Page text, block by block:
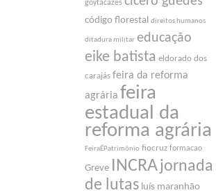
goytacazes
código florestal direitos humanos
ditadura militar educação
eike batista eldorado dos
carajás feira da reforma
agrária feira
estadual da
reforma agrária
FeiraÉPatrimônio fiocruz formacao
Greve INCRA jornada
de lutas luís maranhão